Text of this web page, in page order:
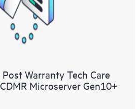
Post Warranty Tech Care
Microserver Gen10+